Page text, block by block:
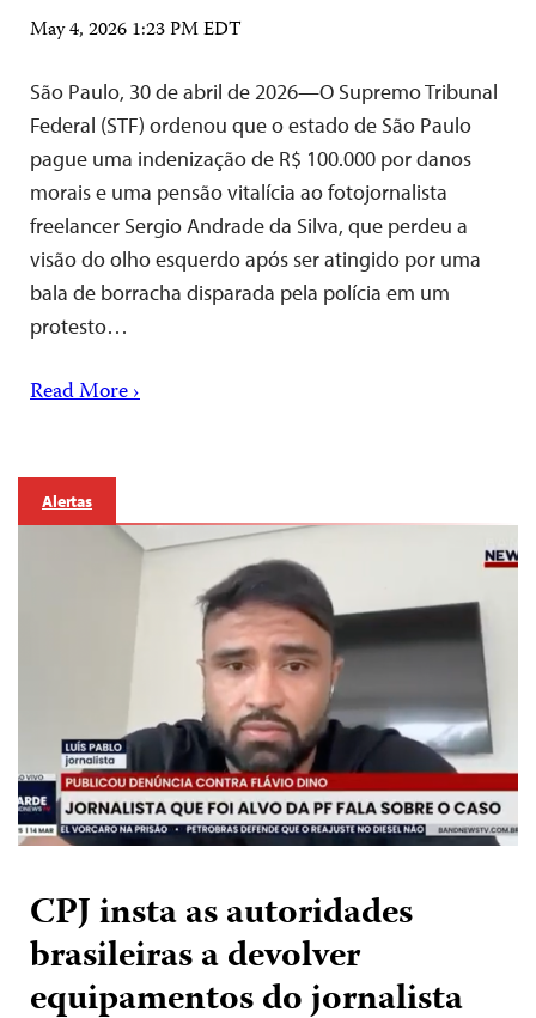
May 4, 2026 1:23 PM EDT
São Paulo, 30 de abril de 2026—O Supremo Tribunal
Federal (STF) ordenou que o estado de São Paulo
pague uma indenização de R$ 100.000 por danos
morais e uma pensão vitalícia ao fotojornalista
freelancer Sergio Andrade da Silva, que perdeu a
visão do olho esquerdo após ser atingido por uma
bala de borracha disparada pela polícia em um
protesto…
Read More ›
Alertas
CPJ insta as autoridades
brasileiras a devolver
equipamentos do jornalista